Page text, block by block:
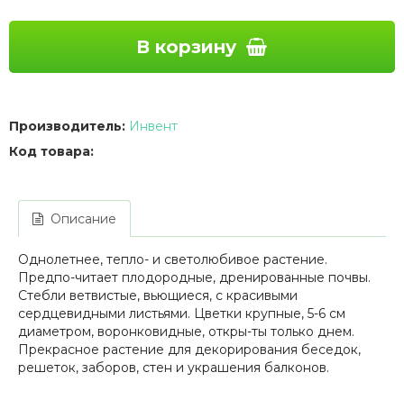
В корзину
Производитель: Инвент
Код товара:
Описание
Однолетнее, тепло- и светолюбивое растение.
Предпо-читает плодородные, дренированные почвы.
Стебли ветвистые, вьющиеся, с красивыми
сердцевидными листьями. Цветки крупные, 5-6 см
диаметром, воронковидные, откры-ты только днем.
Прекрасное растение для декорирования беседок,
решеток, заборов, стен и украшения балконов.